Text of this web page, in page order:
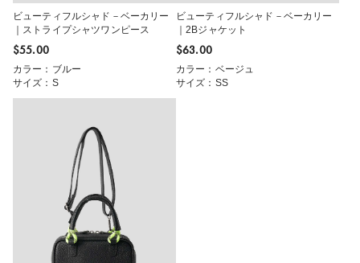
ビューティフルシャド－ベーカリー
｜ストライプシャツワンピース
$‌55.00
カラー：ブルー
サイズ：S
ビューティフルシャド－ベーカリー
｜2Bジャケット
$‌63.00
カラー：ベージュ
サイズ：SS